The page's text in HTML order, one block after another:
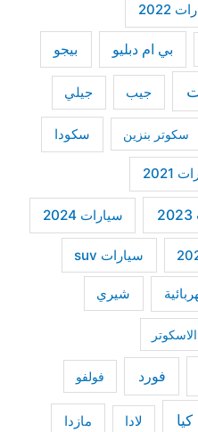
2022
بي ام دبليو بيجو
جيب جيلي
سكوتر بنزين سكودا
2021
سيارات 2024
سيارات suv
شيري
فورد فولفو
كيا لادا مازدا